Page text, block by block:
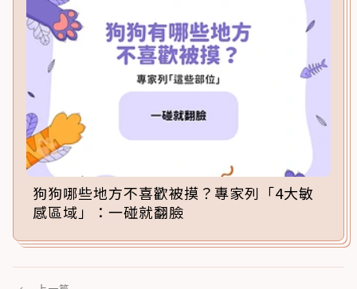
狗狗哪些地方不喜歡被摸？專家列「4大敏
感區域」：一碰就翻臉